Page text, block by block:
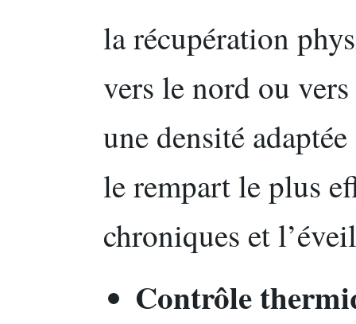
la récupération
vers le nord ou
une densité
le rempart le plus
chroniques et
Contrôle